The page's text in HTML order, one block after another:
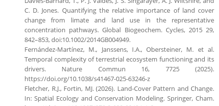
C. D. Jones. Quantifying the relative importance of land cover
change from limate and land use in the representative
concentration pathways. Global Biogeochem. Cycles, 2015 29,
842–853, doi:10.1002/2014GB004949.
Fernández-Martínez, M., Janssens, I.A., Obersteiner, M. et al.
Temporal complexity of terrestrial ecosystem functioning and its
drivers. Nature Commun 16, 7725 (2025).
https://doi.org/10.1038/s41467-025-63246-z
Fletcher, R.J., Fortin, MJ. (2026). Land-Cover Pattern and Change.
In: Spatial Ecology and Conservation Modeling. Springer, Cham.